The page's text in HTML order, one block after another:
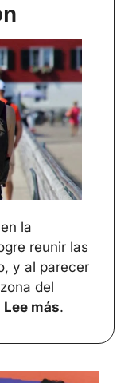
la
reunir las
y al parecer
del
Lee más.